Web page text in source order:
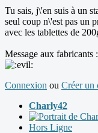
Tu sais, j\'en suis à un
seul coup n\'est pas un
avec les tablettes de
Message aux fabricants
Connexion ou Créer un
Charly42
Hors Ligne